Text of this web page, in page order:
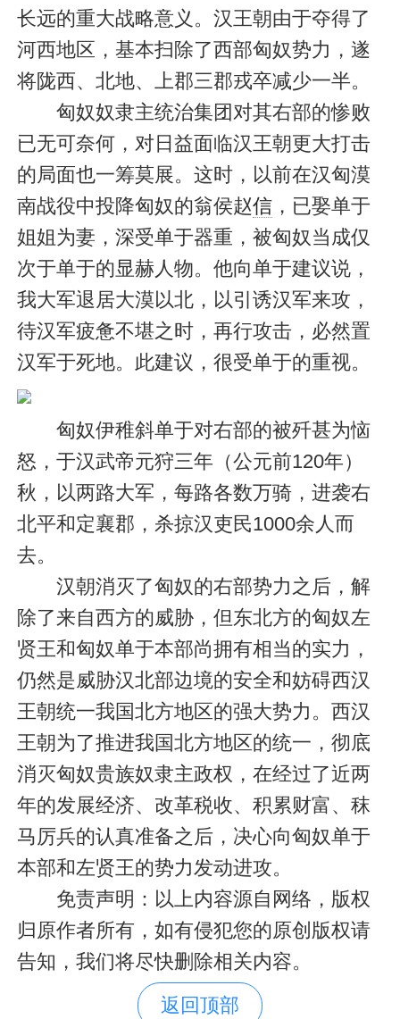
长远的重大战略意义。汉王朝由于夺得了
河西地区，基本扫除了西部匈奴势力，遂
将陇西、北地、上郡三郡戎卒减少一半。
匈奴奴隶主统治集团对其右部的惨败
已无可奈何，对日益面临汉王朝更大打击
的局面也一筹莫展。这时，以前在汉匈漠
南战役中投降匈奴的翁侯赵信，已娶单于
姐姐为妻，深受单于器重，被匈奴当成仅
次于单于的显赫人物。他向单于建议说，
我大军退居大漠以北，以引诱汉军来攻，
待汉军疲惫不堪之时，再行攻击，必然置
汉军于死地。此建议，很受单于的重视。
匈奴伊稚斜单于对右部的被歼甚为恼
怒，于汉武帝元狩三年（公元前120年）
秋，以两路大军，每路各数万骑，进袭右
北平和定襄郡，杀掠汉吏民1000余人而
去。
汉朝消灭了匈奴的右部势力之后，解
除了来自西方的威胁，但东北方的匈奴左
贤王和匈奴单于本部尚拥有相当的实力，
仍然是威胁汉北部边境的安全和妨碍西汉
王朝统一我国北方地区的强大势力。西汉
王朝为了推进我国北方地区的统一，彻底
消灭匈奴贵族奴隶主政权，在经过了近两
年的发展经济、改革税收、积累财富、秣
马厉兵的认真准备之后，决心向匈奴单于
本部和左贤王的势力发动进攻。
免责声明：以上内容源自网络，版权
归原作者所有，如有侵犯您的原创版权请
告知，我们将尽快删除相关内容。
返回顶部